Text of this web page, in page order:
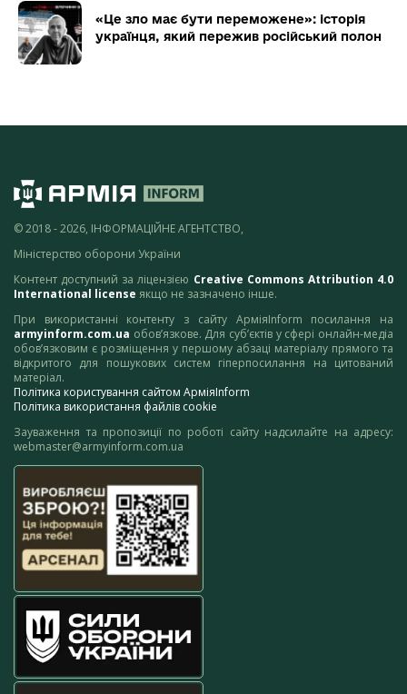
«Це зло має бути переможене»: історія
українця, який пережив російський полон
© 2018 - 2026, ІНФОРМАЦІЙНЕ АГЕНТСТВО,
Міністерство оборони України
Контент доступний за ліцензією Creative Commons Attribution 4.0
International license якщо не зазначено інше.
При використанні контенту з сайту АрміяInform посилання на
armyinform.com.ua обов’язкове. Для суб’єктів у сфері онлайн-медіа
обов’язковим є розміщення у першому абзаці матеріалу прямого та
відкритого для пошукових систем гіперпосилання на цитований
матеріал.
Політика користування сайтом АрміяInform
Політика використання файлів cookie
Зауваження та пропозиції по роботі сайту надсилайте на адресу:
webmaster@armyinform.com.ua